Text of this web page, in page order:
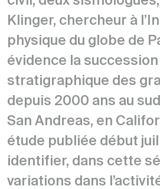
Klinger, chercheur à
physique du globe de
évidence la succession
stratigraphique des
depuis 2000 ans au
San Andreas, en
étude publiée début
identifier, dans cette
variations dans